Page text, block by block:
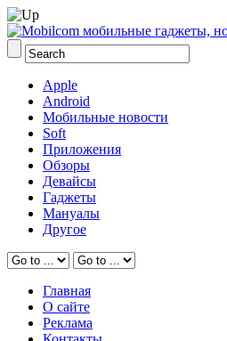
Apple
Android
Мобильные новости
Soft
Приложения
Обзоры
Девайсы
Гаджеты
Мануалы
Другое
Главная
О сайте
Реклама